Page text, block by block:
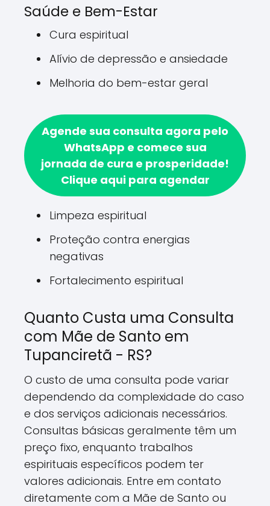
Saúde e Bem-Estar
Cura espiritual
Alívio de depressão e ansiedade
Melhoria do bem-estar geral
Agende sua consulta agora pelo
WhatsApp e comece sua
jornada de cura e prosperidade!
Clique aqui para agendar
Limpeza espiritual
Proteção contra energias
negativas
Fortalecimento espiritual
Quanto Custa uma Consulta
com Mãe de Santo em
Tupanciretã - RS?
O custo de uma consulta pode variar
dependendo da complexidade do caso
e dos serviços adicionais necessários.
Consultas básicas geralmente têm um
preço fixo, enquanto trabalhos
espirituais específicos podem ter
valores adicionais. Entre em contato
diretamente com a Mãe de Santo ou